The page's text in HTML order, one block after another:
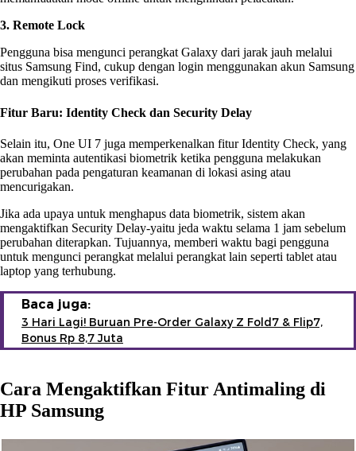
3. Remote Lock
Pengguna bisa mengunci perangkat Galaxy dari jarak jauh melalui
situs Samsung Find, cukup dengan login menggunakan akun Samsung
dan mengikuti proses verifikasi.
Fitur Baru: Identity Check dan Security Delay
Selain itu, One UI 7 juga memperkenalkan fitur Identity Check, yang
akan meminta autentikasi biometrik ketika pengguna melakukan
perubahan pada pengaturan keamanan di lokasi asing atau
mencurigakan.
Jika ada upaya untuk menghapus data biometrik, sistem akan
mengaktifkan Security Delay-yaitu jeda waktu selama 1 jam sebelum
perubahan diterapkan. Tujuannya, memberi waktu bagi pengguna
untuk mengunci perangkat melalui perangkat lain seperti tablet atau
laptop yang terhubung.
Baca juga:
3 Hari Lagi! Buruan Pre-Order Galaxy Z Fold7 & Flip7,
Bonus Rp 8,7 Juta
Cara Mengaktifkan Fitur Antimaling di
HP Samsung